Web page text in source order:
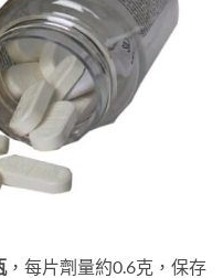
，每片劑量約0.6克，保存